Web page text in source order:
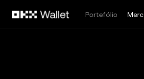
Portefólio
Merc.